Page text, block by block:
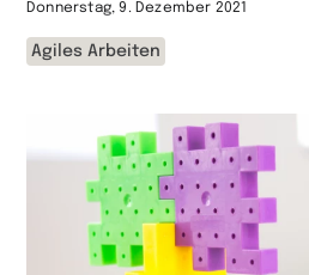
Donnerstag, 9. Dezember 2021
Agiles Arbeiten